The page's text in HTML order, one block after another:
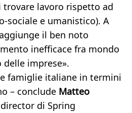
lavoro rispetto ad
sociale e umanistico). A
il ben noto
inefficace fra mondo
delle imprese».
famiglie italiane in termini
– conclude Matteo
di Spring